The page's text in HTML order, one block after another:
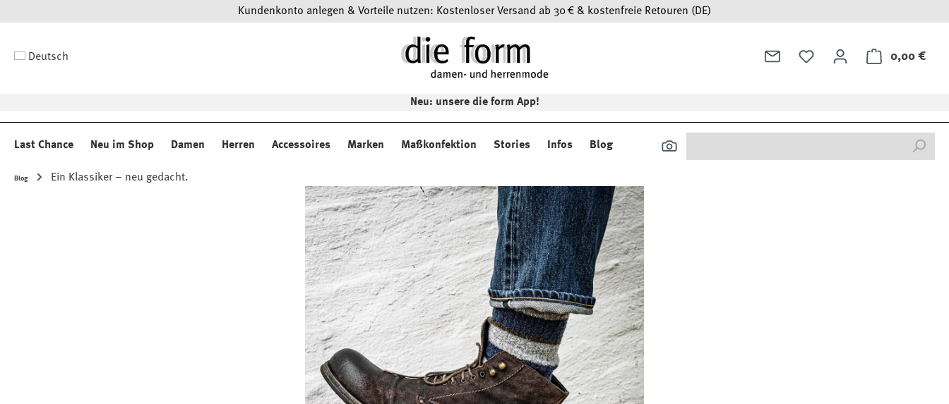
Kundenkonto anlegen & Vorteile nutzen: Kostenloser Versand ab 30 € & kostenfreie Retouren (DE)
Deutsch 0,00 €
Neu: unsere die form App!
Last Chance Neu im Shop Damen Herren Accessoires Marken Maßkonfektion Stories Infos Blog
Blog Ein Klassiker – neu gedacht.